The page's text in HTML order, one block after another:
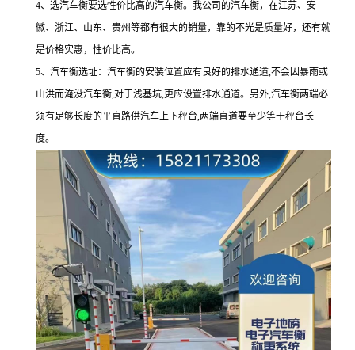
4、选汽车衡要选性价比高的汽车衡。我公司的汽车衡，在江苏、安
徽、浙江、山东、贵州等都有很大的销量，靠的不光是质量好，还有就
是价格实惠，性价比高。
5、汽车衡选址：汽车衡的安装位置应有良好的排水通道 不会因暴雨或
山洪而淹没汽车衡 对于浅基坑 更应设置排水通道。另外 汽车衡两端必
须有足够长度的平直路供汽车上下秤台 两端直道要至少等于秤台长
度。